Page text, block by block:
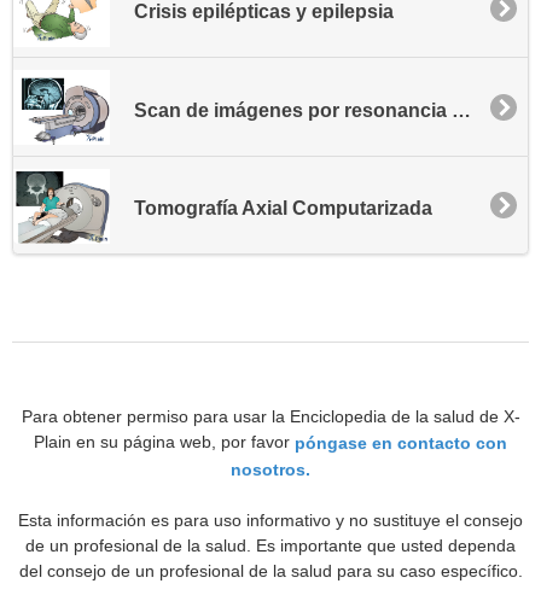
Crisis epilépticas y epilepsia
Scan de imágenes por resonancia magnética - MRI
Tomografía Axial Computarizada
Para obtener permiso para usar la Enciclopedia de la salud de X-
Plain en su página web, por favor póngase en contacto con
nosotros.
Esta información es para uso informativo y no sustituye el consejo
de un profesional de la salud. Es importante que usted dependa
del consejo de un profesional de la salud para su caso específico.